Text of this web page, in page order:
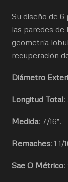
Su diseño de
las paredes de
geometría
recuperación
Diámetro
Longitud Total:
Medida: 7/16".
Remaches: 1 1/
Sae O Métrico: